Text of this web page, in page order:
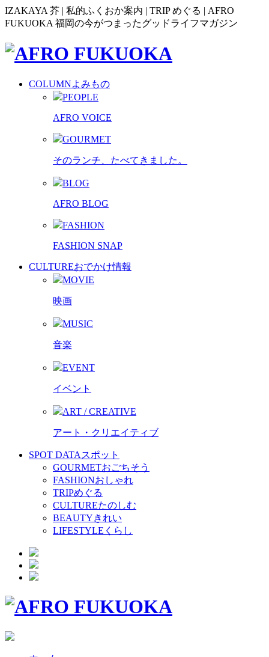
IZAKAYA 芥 | 私的ふくおか案内 | TRIP めぐる | AFRO
FUKUOKA 福岡の今がつまったグッドライフマガジン
COLUMNよみもの
PEOPLE
AFRO VOICE
GOURMET
そのランチ、たべてきました。
BLOG
AFRO BLOG
FASHION
FASHION SNAP
CULTUREおでかけ情報
MOVIE
映画
MUSIC
音楽
EVENT
イベント
ART / CREATIVE
アート・クリエイティブ
SPOT DATA スポット
GOURMETおごちそう
FASHIONおしゃれ
TRIPめぐる
CULTUREたのしむ
BEAUTYきれい
LIFESTYLE くらし